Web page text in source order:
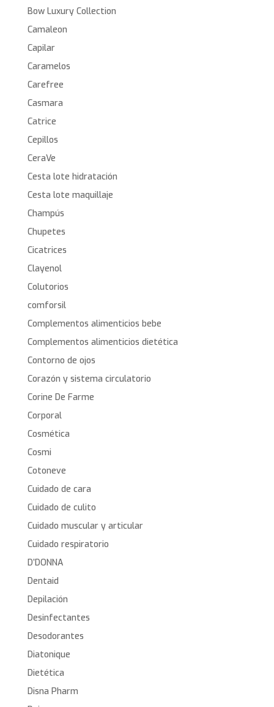
Bow Luxury Collection
Camaleon
Capilar
Caramelos
Carefree
Casmara
Catrice
Cepillos
CeraVe
Cesta lote hidratación
Cesta lote maquillaje
Champús
Chupetes
Cicatrices
Clayenol
Colutorios
comforsil
Complementos alimenticios bebe
Complementos alimenticios dietética
Contorno de ojos
Corazón y sistema circulatorio
Corine De Farme
Corporal
Cosmética
Cosmi
Cotoneve
Cuidado de cara
Cuidado de culito
Cuidado muscular y articular
Cuidado respiratorio
D’DONNA
Dentaid
Depilación
Desinfectantes
Desodorantes
Diatonique
Dietética
Disna Pharm